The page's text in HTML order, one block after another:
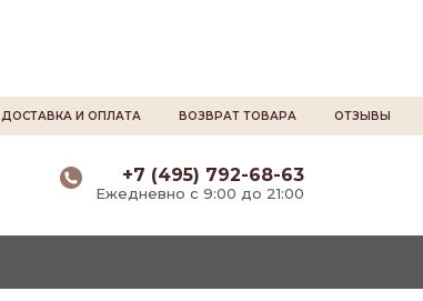
ДОСТАВКА И ОПЛАТА ВОЗВРАТ ТОВАРА ОТЗЫВЫ
+7 (495) 792-68-63
Ежедневно с 9:00 до 21:00